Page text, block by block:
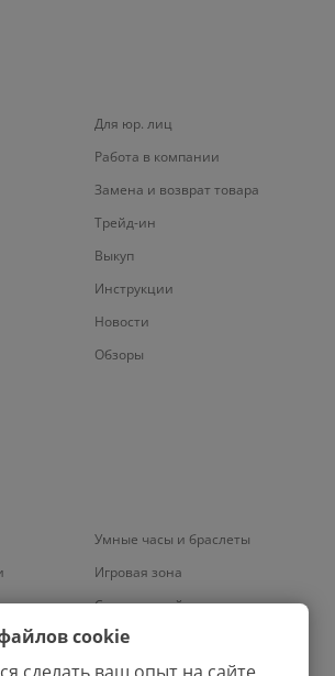
Для юр. лиц
Работа в компании
Замена и возврат товара
Трейд-ин
Выкуп
Инструкции
Новости
Обзоры
Умные часы и браслеты
Игровая зона
Смарт-устройства
Умный дом
Аудио
cookie